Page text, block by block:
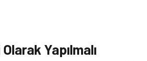
Yapılmalı